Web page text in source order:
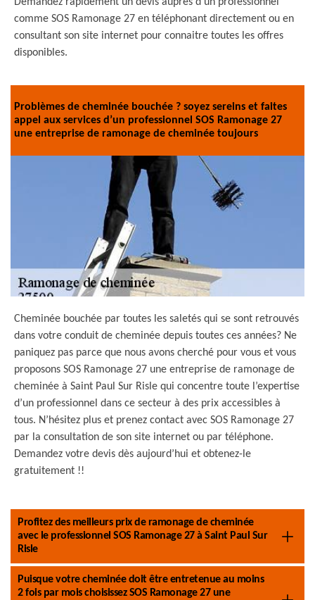
comme SOS Ramonage 27 en téléphonant directement ou en
consultant son site internet pour connaitre toutes les offres
disponibles.
Problèmes de cheminée bouchée ? soyez sereins et faites
appel aux services d’un professionnel SOS Ramonage 27
une entreprise de ramonage de cheminée toujours
Cheminée bouchée par toutes les saletés qui se sont retrouvés
dans votre conduit de cheminée depuis toutes ces années? Ne
paniquez pas parce que nous avons cherché pour vous et vous
proposons SOS Ramonage 27 une entreprise de ramonage de
cheminée à Saint Paul Sur Risle qui concentre toute l’expertise
d’un professionnel dans ce secteur à des prix accessibles à
tous. N’hésitez plus et prenez contact avec SOS Ramonage 27
par la consultation de son site internet ou par téléphone.
Demandez votre devis dès aujourd’hui et obtenez-le
gratuitement !!
Profitez des meilleurs prix de ramonage de cheminée
avec le professionnel SOS Ramonage 27 à Saint Paul Sur
Risle
Puisque votre cheminée doit être entretenue au moins
2 fois par mois choisissez SOS Ramonage 27 une